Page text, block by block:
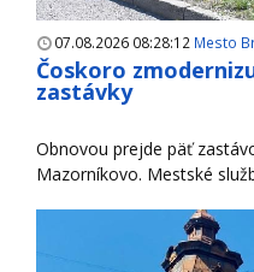
07.08.2026 08:28:12 Mesto
Čoskoro
zastávky
Obnovou prejde päť
Mazorníkovo. Mestské